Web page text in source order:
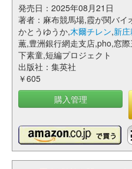
発売日：2025年08月21日
著者：麻布競馬場,霞が関バイ
かとうゆうか,木爾チレン,新
薫,豊洲銀行網走支店,pho,窓
下素童,短編プロジェクト
出版社：集英社
￥605
購入管理